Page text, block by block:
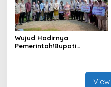
Wujud Hadirnya
Pemerintah!Bupati